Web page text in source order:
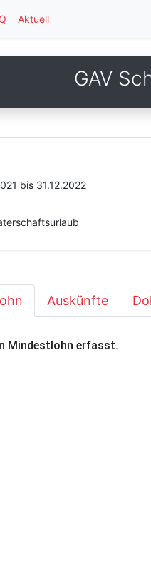
Aktuell
GAV
bis 31.12.2022
Auskünfte
Mindestlohn erfasst.